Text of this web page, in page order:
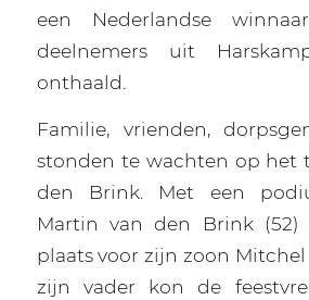
een Nederlandse
deelnemers uit
onthaald.
Familie, vrienden,
stonden te wachten op het
den Brink. Met een
Martin van den Brink (52)
plaats voor zijn zoon
zijn vader kon de